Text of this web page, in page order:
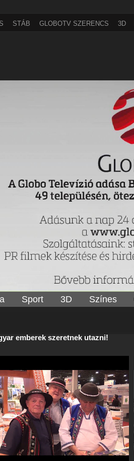
STÁB GLOBOTV SZERENCS 3D
Sport 3D Színes
emberek szeretnek utazni!